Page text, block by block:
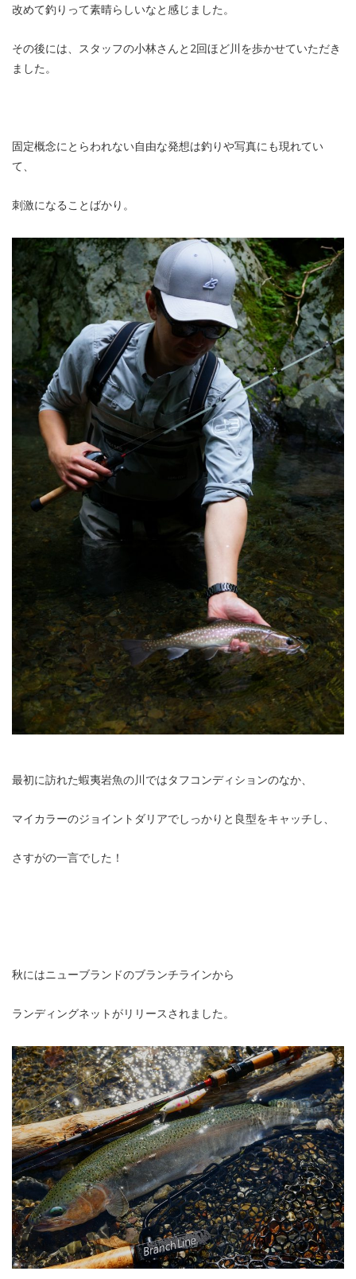
改めて釣りって素晴らしいなと感じました。
その後には、スタッフの小林さんと2回ほど川を歩かせていただき
ました。
固定概念にとらわれない自由な発想は釣りや写真にも現れてい
て、
刺激になることばかり。
最初に訪れた蝦夷岩魚の川ではタフコンディションのなか、
マイカラーのジョイントダリアでしっかりと良型をキャッチし、
さすがの一言でした！
秋にはニューブランドのブランチラインから
ランディングネットがリリースされました。